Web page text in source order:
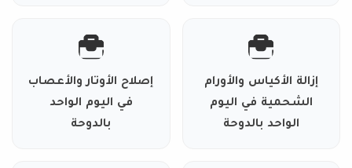
إزالة الأكياس والأورام
الشحمية في اليوم
الواحد بالدوحة
إصلاح الأوتار والأعصاب
في اليوم الواحد
بالدوحة